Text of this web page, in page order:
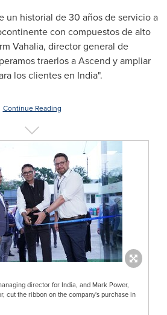
un historial de 30 años de servicio a
con compuestos de alto
Vahalia, director general de
traerlos a Ascend y ampliar
los clientes en India".
Continue Reading
director for India, and Mark Power,
cut the ribbon on the company's purchase in